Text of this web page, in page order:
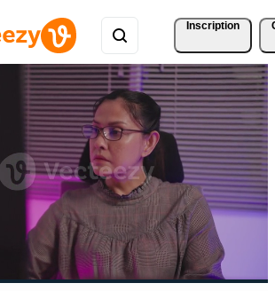
Inscription